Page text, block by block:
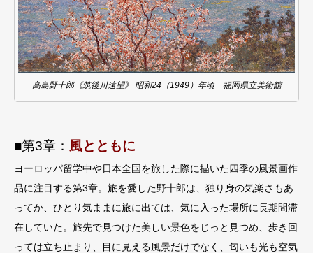
髙島野十郎《筑後川遠望》 昭和24（1949）年頃 福岡県立美術館
■第3章： ⾵とともに
ヨーロッパ留学中や⽇本全国を旅した際に描いた四季の⾵景画作
品に注⽬する第3章。旅を愛した野⼗郎は、独り⾝の気楽さもあ
ってか、ひとり気ままに旅に出ては、気に⼊った場所に⻑期間滞
在していた。旅先で⾒つけた美しい景⾊をじっと⾒つめ、歩き回
っては⽴ち⽌まり、⽬に⾒える⾵景だけでなく、匂いも光も空気